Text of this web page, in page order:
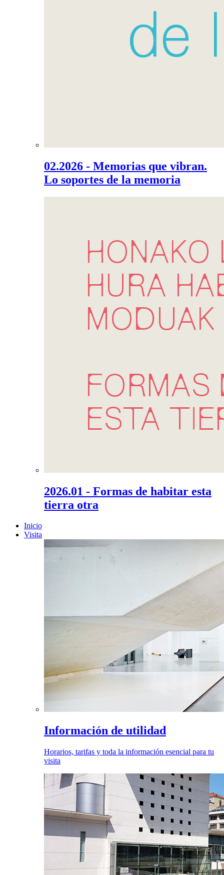
02.2026 - Memorias que vibran.
Lo soportes de la memoria
2026.01 - Formas de habitar esta
tierra otra
Inicio
Visita
Información de utilidad
Horarios, tarifas y toda la información esencial para tu
visita